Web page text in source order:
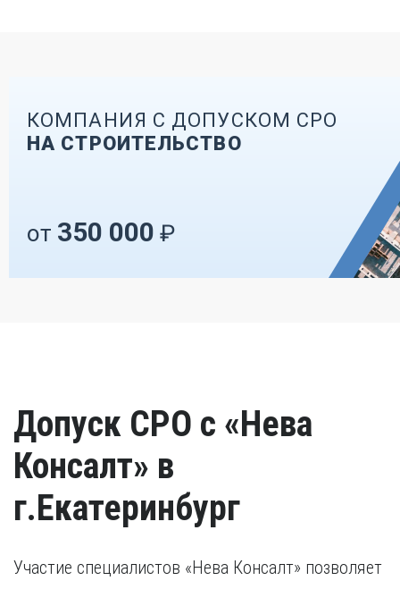
КОМПАНИЯ С ДОПУСКОМ СРО
НА СТРОИТЕЛЬСТВО
от 350 000 ₽
Допуск СРО с «Нева
Консалт» в
г.Екатеринбург
Участие специалистов «Нева Консалт» позволяет